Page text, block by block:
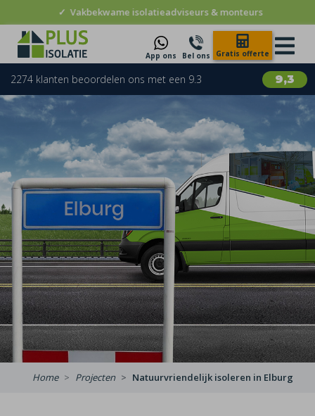
✓ Vakbekwame isolatieadviseurs & monteurs
App ons Bel ons Gratis offerte
9,3
2274 klanten beoordelen ons met een 9.3
Home Projecten Natuurvriendelijk isoleren in Elburg